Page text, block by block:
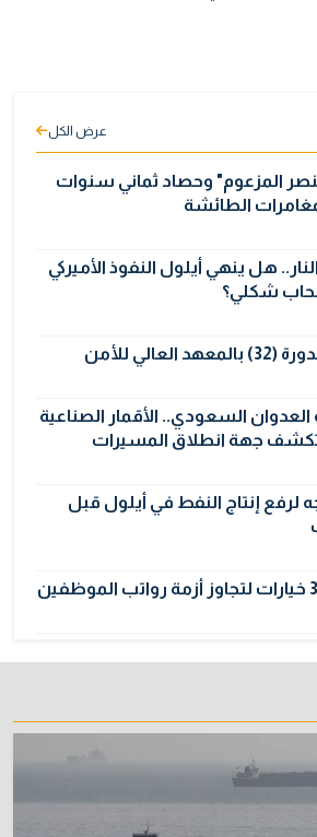
عرض الكل
"النصر المزعوم" وحصاد ثماني سنوات
الطائشة
هل ينهي أيلول النفوذ الأميركي
شكلي؟
للأمن
السعودي.. الأقمار الصناعية
جهة انطلاق المسيرات
لرفع إنتاج النفط في أيلول قبل
إتلاف أكثر من 106 كغم مخدرات و22 ألف قرص في
ارتفاع عدد الإصابات